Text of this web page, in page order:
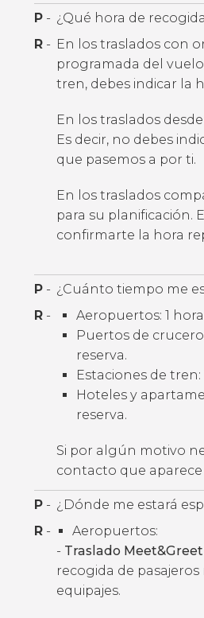
P - ¿Qué hora de
R - En los traslados con
programada del
tren, debes indicar la
En los traslados
Es decir, no debes
que pasemos a por ti.
En los traslados
para su planificación.
confirmarte la hora
P - ¿Cuánto tiempo me
R -
Aeropuertos: 1
Puertos de
reserva.
Estaciones de
Hoteles y
reserva.
Si por algún motivo
contacto que aparece
P - ¿Dónde me estará
R -
Aeropuertos:
- Traslado
recogida de
equipajes.